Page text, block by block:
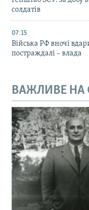
солдатів
07:15
Війська РФ вночі
постраждалі – влада
ВАЖЛИВЕ НА